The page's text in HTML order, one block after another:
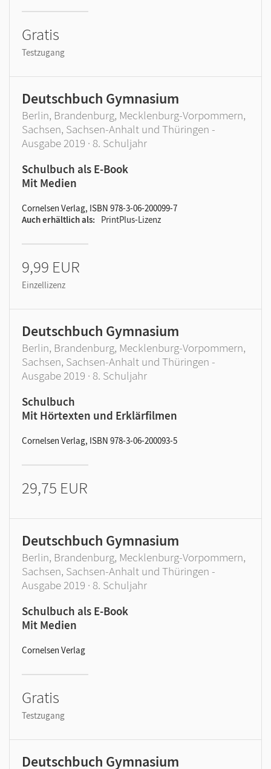
Gratis
Testzugang
Deutschbuch Gymnasium
Berlin, Brandenburg, Mecklenburg-Vorpommern,
Sachsen, Sachsen-Anhalt und Thüringen -
Ausgabe 2019 · 8. Schuljahr
Schulbuch als E-Book
Mit Medien
Cornelsen Verlag, ISBN 978-3-06-200099-7
Auch erhältlich als
PrintPlus-Lizenz
9,99 EUR
Einzellizenz
Deutschbuch Gymnasium
Berlin, Brandenburg, Mecklenburg-Vorpommern,
Sachsen, Sachsen-Anhalt und Thüringen -
Ausgabe 2019 · 8. Schuljahr
Schulbuch
Mit Hörtexten und Erklärfilmen
Cornelsen Verlag, ISBN 978-3-06-200093-5
29,75 EUR
Deutschbuch Gymnasium
Berlin, Brandenburg, Mecklenburg-Vorpommern,
Sachsen, Sachsen-Anhalt und Thüringen -
Ausgabe 2019 · 8. Schuljahr
Schulbuch als E-Book
Mit Medien
Cornelsen Verlag
Gratis
Testzugang
Deutschbuch Gymnasium